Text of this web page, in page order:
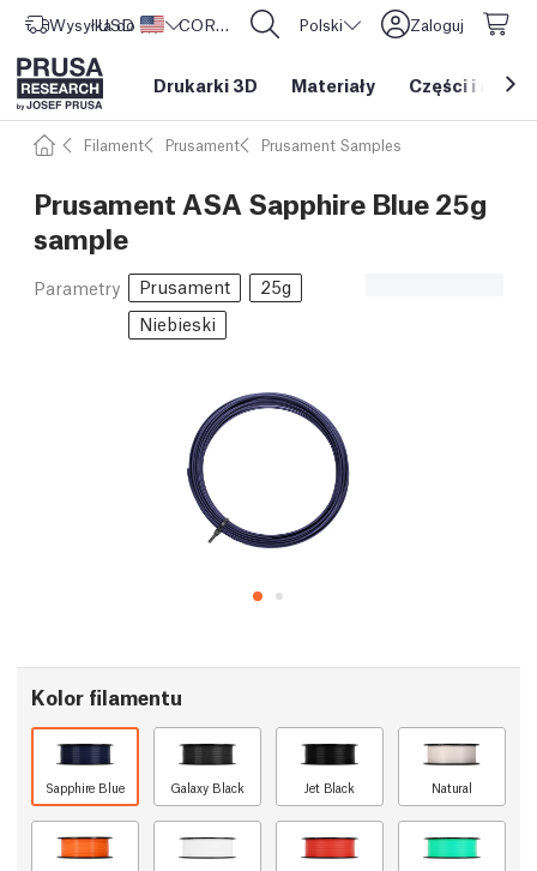
Wysyłka do Stany Zjednoczone
USD ($) CORE One L: Już w sprzedaży! Polski Zaloguj
Drukarki 3D Materiały Części i
Filament Prusament Prusament Samples
Prusament ASA Sapphire Blue 25g
sample
Parametry Prusament
25g
Niebieski
Kolor filamentu
Sapphire Blue Galaxy Black Jet Black Natural